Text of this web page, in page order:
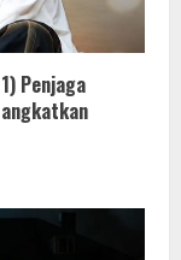
Penjaga